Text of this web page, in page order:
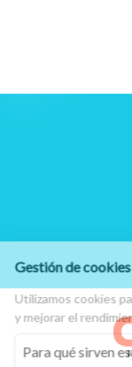
Gestión de
Utilizamos cookies
y mejorar el
Para qué sirven